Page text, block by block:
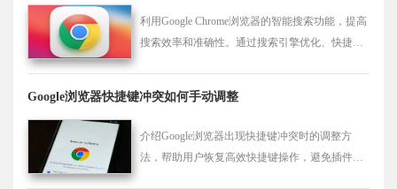
利用Google Chrome浏览器的智能搜索功能，提高
搜索效率和准确性。通过搜索引擎优化、快捷搜
Google浏览器快捷键冲突如何手动调整
介绍Google浏览器出现快捷键冲突时的调整方
法，帮助用户恢复高效快捷键操作，避免插件或